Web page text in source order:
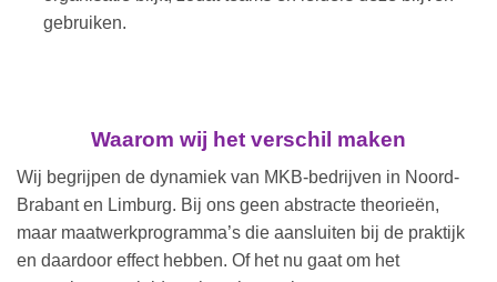
gebruiken.
Waarom wij het verschil maken
Wij begrijpen de dynamiek van MKB-bedrijven in Noord-
Brabant en Limburg. Bij ons geen abstracte theorieën,
maar maatwerkprogramma’s die aansluiten bij de praktijk
en daardoor effect hebben. Of het nu gaat om het